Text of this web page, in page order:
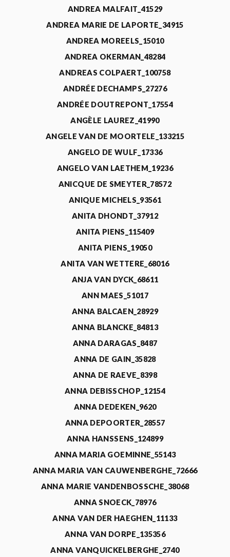
ANDREA MALFAIT_41529
ANDREA MARIE DE LAPORTE_34915
ANDREA MOREELS_15010
ANDREA OKERMAN_48284
ANDREAS COLPAERT_100758
ANDRÉE DECHAMPS_27276
ANDRÉE DOUTREPONT_17554
ANGÈLE LAUREZ_41990
ANGELE VAN DE MOORTELE_133215
ANGELO DE WULF_17336
ANGELO VAN LAETHEM_19236
ANICQUE DE SMEYTER_78572
ANIQUE MICHELS_93561
ANITA DHONDT_37912
ANITA PIENS_115409
ANITA PIENS_19050
ANITA VAN WETTERE_68016
ANJA VAN DYCK_68611
ANN MAES_51017
ANNA BALCAEN_28929
ANNA BLANCKE_84813
ANNA DARAGAS_8487
ANNA DE GAIN_35828
ANNA DE RAEVE_8398
ANNA DEBISSCHOP_12154
ANNA DEDEKEN_9620
ANNA DEPOORTER_28557
ANNA HANSSENS_124899
ANNA MARIA GOEMINNE_55143
ANNA MARIA VAN CAUWENBERGHE_72666
ANNA MARIE VANDENBOSSCHE_38068
ANNA SNOECK_78976
ANNA VAN DER HAEGHEN_11133
ANNA VAN DORPE_135356
ANNA VANQUICKELBERGHE_2740